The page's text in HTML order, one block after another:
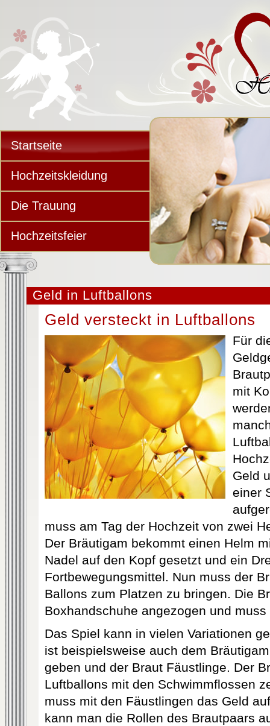
Startseite
Hochzeitskleidung
Die Trauung
Hochzeitsfeier
Geld in Luftballons
Geld versteckt in Luftballons
Für
mit
Geld
einer
muss am Tag der Hochzeit von zwei
Der Bräutigam bekommt einen Helm
Nadel auf den Kopf gesetzt und ein
Fortbewegungsmittel. Nun muss der
Ballons zum Platzen zu bringen. Die
Boxhandschuhe angezogen und
Das Spiel kann in vielen Variationen
ist beispielsweise auch dem
geben und der Braut Fäustlinge. Der
Luftballons mit den Schwimmflossen
muss mit den Fäustlingen das Geld
kann man die Rollen des Brautpaars